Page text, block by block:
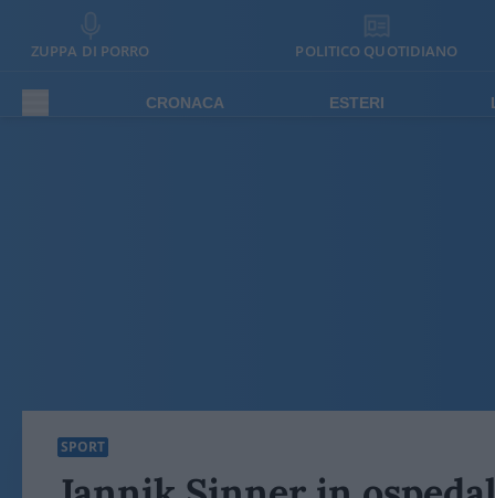
ZUPPA DI PORRO POLITICO QUOTIDIANO
CRONACA ESTERI
SPORT